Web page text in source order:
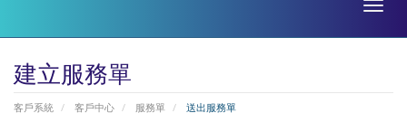
建立服務單
客戶系統 客戶中心 服務單 送出服務單